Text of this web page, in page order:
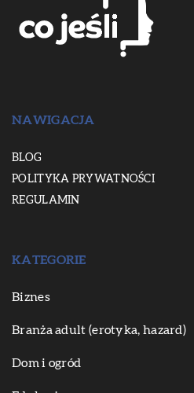
NAWIGACJA
BLOG
POLITYKA PRYWATNOŚCI
REGULAMIN
KATEGORIE
Biznes
Branża adult (erotyka, hazard)
Dom i ogród